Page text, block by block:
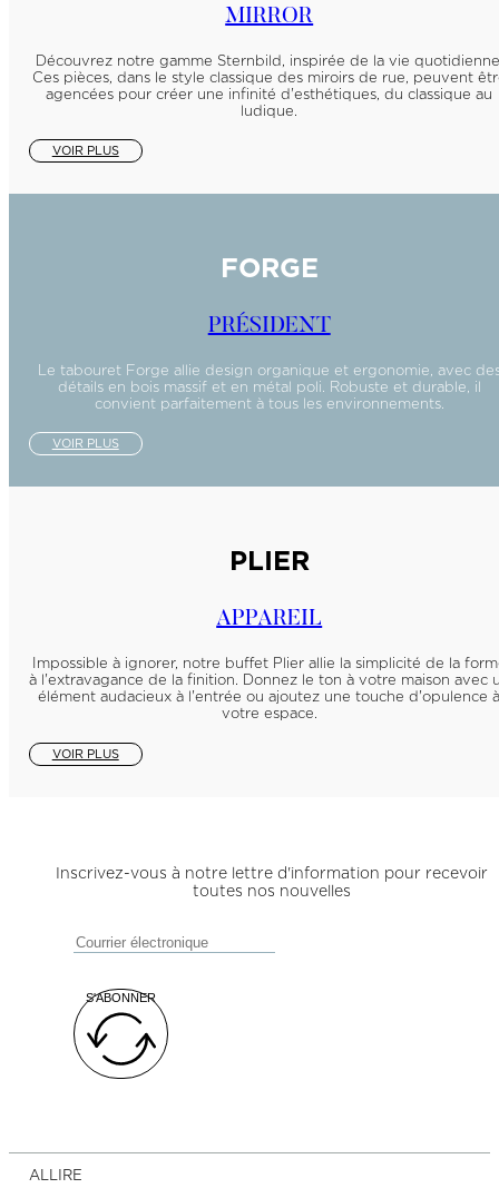
MIRROR
Découvrez notre gamme Sternbild, inspirée de la vie
Ces pièces, dans le style classique des miroirs de rue, peuvent
agencées pour créer une infinité d'esthétiques, du classique au
ludique.
VOIR PLUS
FORGE
PRÉSIDENT
Le tabouret Forge allie design organique et ergonomie, avec
détails en bois massif et en métal poli. Robuste et durable, il
convient parfaitement à tous les environnements.
VOIR PLUS
PLIER
APPAREIL
Impossible à ignorer, notre buffet Plier allie la simplicité de la
à l'extravagance de la finition. Donnez le ton à votre maison avec
élément audacieux à l'entrée ou ajoutez une touche d'opulence
votre espace.
VOIR PLUS
Inscrivez-vous à notre lettre d'information pour recevoir
toutes nos nouvelles
S'ABONNER
ALLIRE